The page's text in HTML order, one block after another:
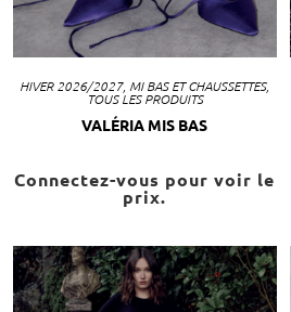
HIVER 2026/2027, MI BAS ET CHAUSSETTES,
TOUS LES PRODUITS
VALÉRIA MIS BAS
Connectez-vous pour voir le
prix.